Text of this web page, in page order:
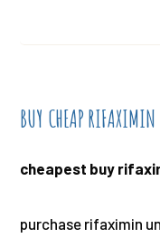
BUY CHEAP RIFAXIMIN
cheapest buy
purchase rifaximin